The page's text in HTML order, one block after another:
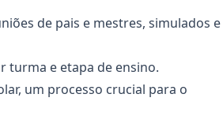
de pais e mestres, simulados e
turma e etapa de ensino.
um processo crucial para o